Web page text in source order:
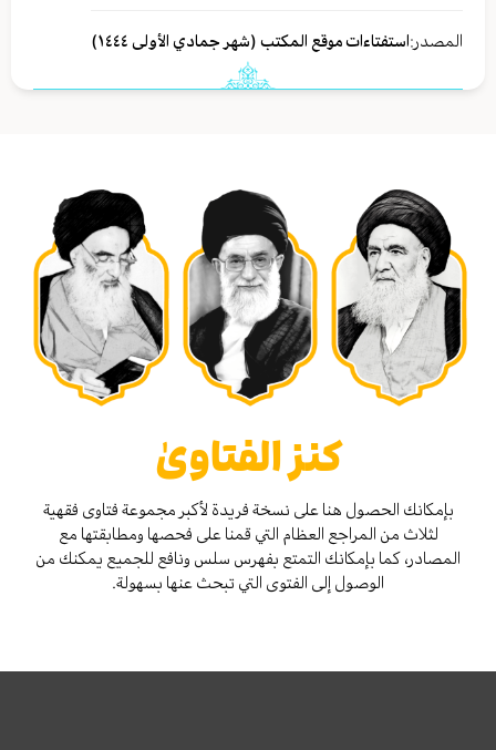
المصدر:استفتاءات موقع المكتب (شهر جمادي الأولی ١٤٤٤)
كنز الفتاوىٰ
بإمكانك الحصول هنا على نسخة فريدة لأكبر مجموعة فتاوى فقهية
لثلاث من المراجع العظام التي قمنا على فحصها ومطابقتها مع
المصادر، كما بإمكانك التمتع بفهرس سلس ونافع للجميع يمكنك من
الوصول إلى الفتوى التي تبحث عنها بسهولة.